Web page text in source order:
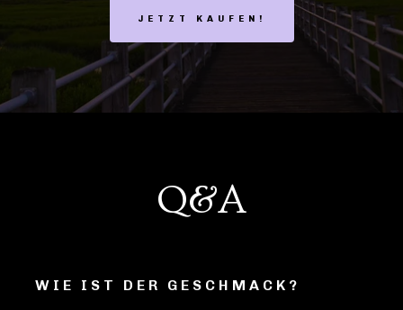
JETZT KAUFEN!
Q&A
WIE IST DER GESCHMACK?